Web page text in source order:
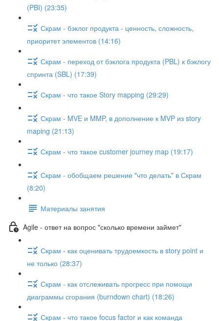
(PBI) (23:35)
Скрам - бэклог продукта - ценность, сложность,
приоритет элементов (14:16)
Скрам - переход от бэклога продукта (PBL) к бэклогу
спринта (SBL) (17:39)
Скрам - что такое Story mapping (29:29)
Скрам - MVE и MMP, в дополнение к MVP из story
maping (21:13)
Скрам - что такое customer journey map (19:17)
Скрам - обобщаем решение "что делать" в Скрам
(8:20)
Материалы занятия
Agile - ответ на вопрос "сколько времени займет"
Скрам - как оценивать трудоемкость в story point и
не только (28:37)
Скрам - как отслеживать прогресс при помощи
диаграммы сгорания (burndown chart) (18:26)
Скрам - что такое focus factor и как команда